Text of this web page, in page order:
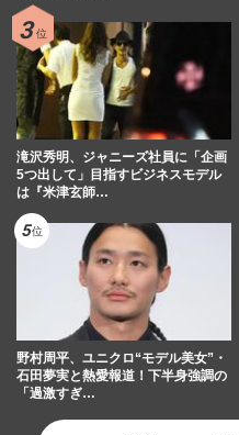
滝沢秀明、ジャニーズ社員に「企画
5つ出して」目指すビジネスモデル
は『米津玄師…
野村周平、ユニクロ“モデル美女”・
石田夢実と熱愛報道！下半身強調の
「過激すぎ…